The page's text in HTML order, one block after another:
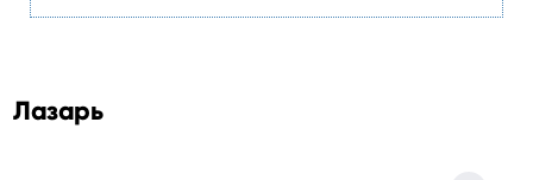
Лазарь